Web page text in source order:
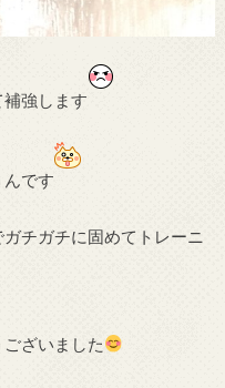
強します
です
チガチに固めてトレーニ
ざいました